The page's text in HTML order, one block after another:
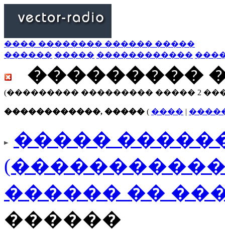
���� �������� ������ �����
������ ����� ������������
���������
(��������� ��������� ����� 2
������������, ����� ( ���� |
�����
������ ��
������